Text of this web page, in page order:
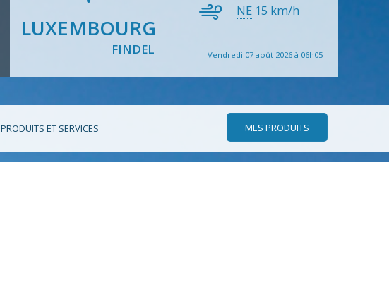
LUXEMBOURG
FINDEL
NE 15 km/h
Vendredi 07 août 2026 à 06h05
PRODUITS ET SERVICES MES PRODUITS